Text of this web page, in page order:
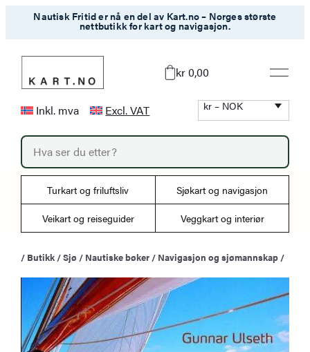
Nautisk Fritid er nå en del av Kart.no – Norges største
nettbutikk for kart og navigasjon.
kr 0,00
Inkl. mva Excl. VAT kr – NOK
P
o
d
t
r
Turkart og friluftsliv Sjøkart og navigasjon
Veikart og reiseguider Veggkart og interiør
/ Butikk /Sjø / Nautiske bøker / Navigasjon og sjømannskap /